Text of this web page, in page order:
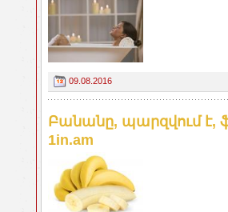
09.08.2016
Բանանը, պարզվում է,
1in.am